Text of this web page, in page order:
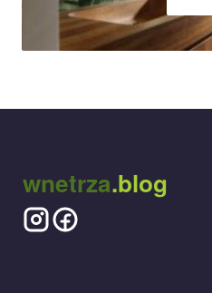
wnetrza.blog